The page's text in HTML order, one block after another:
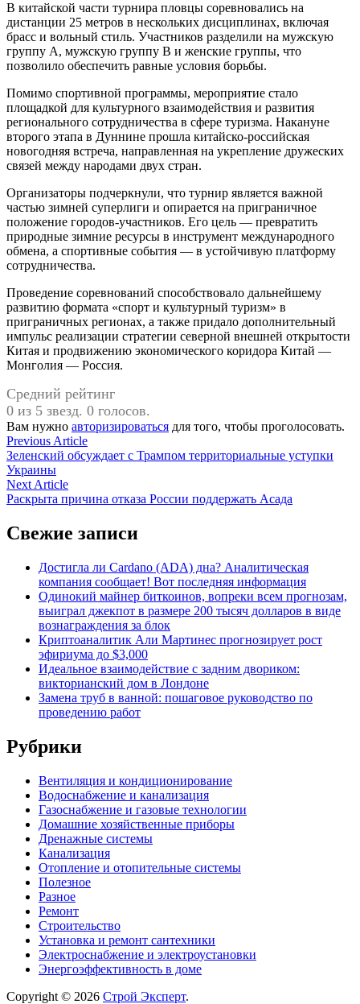
В китайской части турнира пловцы соревновались на
дистанции 25 метров в нескольких дисциплинах, включая
брасс и вольный стиль. Участников разделили на мужскую
группу А, мужскую группу В и женские группы, что
позволило обеспечить равные условия борьбы.
Помимо спортивной программы, мероприятие стало
площадкой для культурного взаимодействия и развития
регионального сотрудничества в сфере туризма. Накануне
второго этапа в Дуннине прошла китайско-российская
новогодняя встреча, направленная на укрепление дружеских
связей между народами двух стран.
Организаторы подчеркнули, что турнир является важной
частью зимней суперлиги и опирается на приграничное
положение городов-участников. Его цель — превратить
природные зимние ресурсы в инструмент международного
обмена, а спортивные события — в устойчивую платформу
сотрудничества.
Проведение соревнований способствовало дальнейшему
развитию формата «спорт и культурный туризм» в
приграничных регионах, а также придало дополнительный
импульс реализации стратегии северной внешней открытости
Китая и продвижению экономического коридора Китай —
Монголия — Россия.
Средний рейтинг
0 из 5 звезд. 0 голосов.
Вам нужно авторизироваться для того, чтобы проголосовать.
Навигация
по
записям
Previous ArticlePrevious
article:
Зеленский обсуждает с Трампом территориальные уступки
Украины
Next ArticleNext
article:
Раскрыта причина отказа России поддержать Асада
Свежие записи
Достигла ли Cardano (ADA) дна? Аналитическая
компания сообщает! Вот последняя информация
Одинокий майнер биткоинов, вопреки всем прогнозам,
выиграл джекпот в размере 200 тысяч долларов в виде
вознаграждения за блок
Криптоаналитик Али Мартинес прогнозирует рост
эфириума до $3,000
Идеальное взаимодействие с задним двориком:
викторианский дом в Лондоне
Замена труб в ванной: пошаговое руководство по
проведению работ
Рубрики
Вентиляция и кондиционирование
Водоснабжение и канализация
Газоснабжение и газовые технологии
Домашние хозяйственные приборы
Дренажные системы
Канализация
Отопление и отопительные системы
Полезное
Разное
Ремонт
Строительство
Установка и ремонт сантехники
Электроснабжение и электроустановки
Энергоэффективность в доме
Copyright © 2026 Строй Эксперт.